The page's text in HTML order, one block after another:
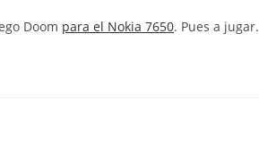
entrada:
Doom para el Nokia 7650. Pues a jugar.